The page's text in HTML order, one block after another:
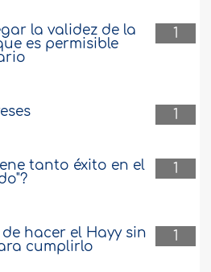
1
la validez de la
es permisible
1
1
tanto éxito en el
1
hacer el Hayy sin
cumplirlo